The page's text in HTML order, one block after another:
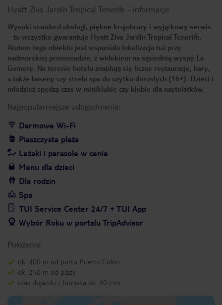
Hyatt Ziva Jardín Tropical Tenerife - informacje
Wysoki standard obsługi, piękne krajobrazy i wyjątkowy serwis
– to wszystko gwarantuje Hyatt Ziva Jardín Tropical Tenerife.
Atutem tego obiektu jest wspaniała lokalizacja tuż przy
nadmorskiej promenadzie, z widokiem na sąsiednią wyspę La
Gomerę. Na terenie hotelu znajdują się liczne restauracje, bary,
a także baseny czy strefa spa do użytku dorosłych (16+). Dzieci i
młodzież spędzą czas w miniklubie czy klubie dla nastolatków.
Najpopularniejsze udogodnienia:
Darmowe Wi-Fi
Piaszczysta plaża
Leżaki i parasole w cenie
Menu dla dzieci
Dla rodzin
Spa
TUI Service Center 24/7 + TUI App
Wybór Roku w portalu TripAdvisor
Położenie:
ok. 400 m od portu Puerto Colon
ok. 250 m od plaży
czas dojazdu z lotniska ok. 40 min